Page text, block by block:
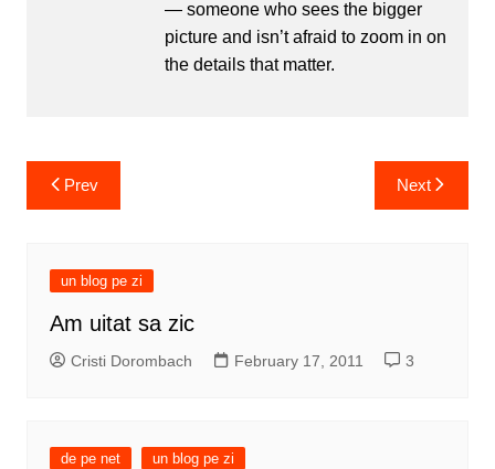
— someone who sees the bigger
picture and isn’t afraid to zoom in on
the details that matter.
Post
navigation
Prev Next
un blog pe zi
Am uitat sa zic
Cristi Dorombach February 17, 2011 3
de pe net un blog pe zi